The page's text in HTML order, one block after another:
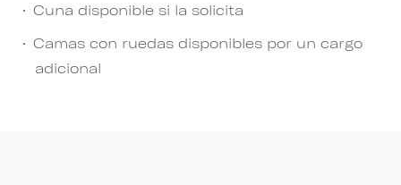
Cuna disponible si la solicita
Camas con ruedas disponibles por un cargo
adicional